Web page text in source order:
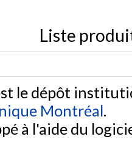
Liste
le dépôt
Montréal.
à l'aide du